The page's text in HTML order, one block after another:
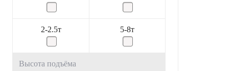
2-2.5т 5-8т
Высота подъёма